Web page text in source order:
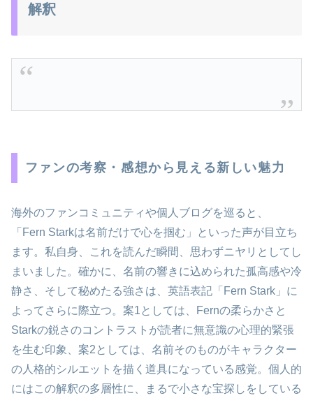
解釈
ファンの考察・感想から見える新しい魅力
海外のファンコミュニティや個人ブログを巡ると、
「Fern Starkは名前だけで心を掴む」といった声が目立ち
ます。私自身、これを読んだ瞬間、思わずニヤリとしてし
まいました。確かに、名前の響きに込められた孤高感や冷
静さ、そして秘めたる強さは、英語表記「Fern Stark」に
よってさらに際立つ。案1としては、Fernの柔らかさと
Starkの鋭さのコントラストが読者に無意識の心理的緊張
を生む印象、案2としては、名前そのものがキャラクター
の人格的シルエットを描く道具になっている感覚。個人的
にはこの解釈の多層性に、まるで小さな宝探しをしている